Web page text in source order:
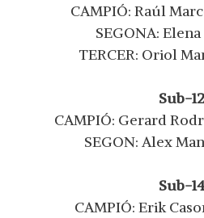
CAMPIÓ: Raúl
SEGONA:
TERCER: Oriol
Sub-12
CAMPIÓ: Gerard
SEGON: Alex
Sub-14
CAMPIÓ: Erik